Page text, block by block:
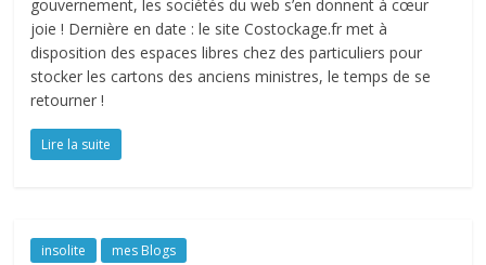
gouvernement, les sociétés du web s’en donnent à cœur
joie ! Dernière en date : le site Costockage.fr met à
disposition des espaces libres chez des particuliers pour
stocker les cartons des anciens ministres, le temps de se
retourner !
Lire la suite
insolite mes Blogs